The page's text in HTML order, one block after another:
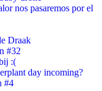
nos pasaremos por el
Draak
#32
:(
day incoming?
#4